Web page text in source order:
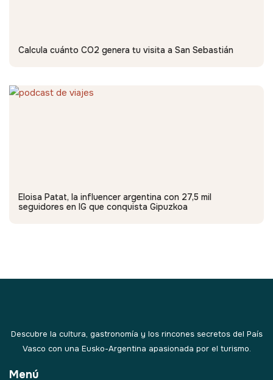
Calcula cuánto CO2 genera tu visita a San Sebastián
Eloisa Patat, la influencer argentina con 27,5 mil
seguidores en IG que conquista Gipuzkoa
Descubre la cultura, gastronomía y los rincones secretos del País
Vasco con una Eusko-Argentina apasionada por el turismo.
Menú